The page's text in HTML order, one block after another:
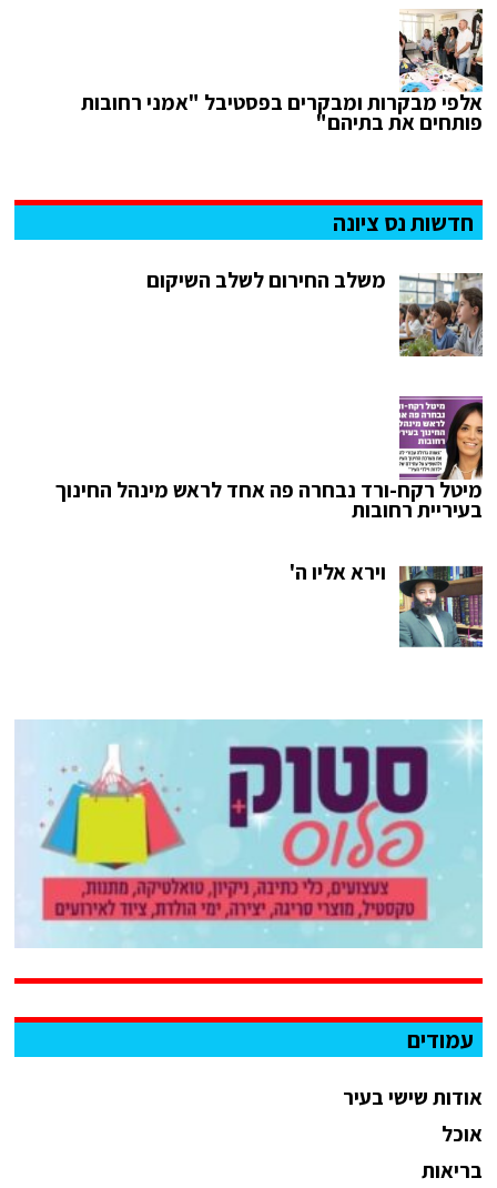
אלפי מבקרות ומבקרים בפסטיבל "אמני רחובות
פותחים את בתיהם"
חדשות נס ציונה
משלב החירום לשלב השיקום
מיטל רקח-ורד נבחרה פה אחד לראש מינהל החינוך
בעיריית רחובות
וירא אליו ה'
עמודים
אודות שישי בעיר
אוכל
בריאות